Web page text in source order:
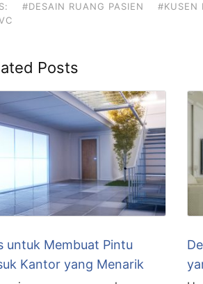
#DESAIN RUANG PASIEN #KUSEN
Posts
untuk Membuat Pintu
Kantor yang Menarik